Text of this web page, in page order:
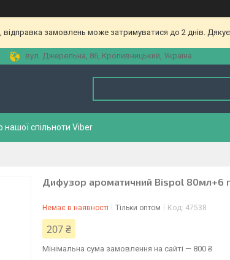
відправка замовлень може затримуватися до 2 днів.
вул. Джерельна, 86, Кропивницький, Україна
нашої спільноти Viber
Дифузор ароматичний Bispol 80мл+6
Немає в наявності Тільки оптом Код: 47538
207 ₴
Мінімальна сума замовлення на сайті — 800 ₴